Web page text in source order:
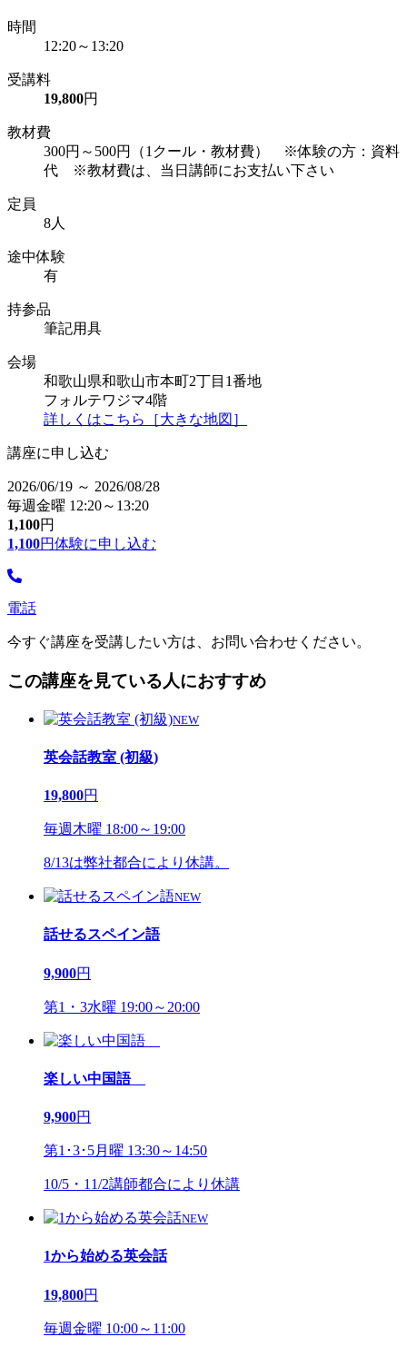
時間
12:20～13:20
受講料
19,800円
教材費
300円～500円（1クール・教材費） ※体験の方：資料
代 ※教材費は、当日講師にお支払い下さい
定員
8人
途中体験
有
持参品
筆記用具
会場
和歌山県和歌山市本町2丁目1番地
フォルテワジマ4階
詳しくはこちら［大きな地図］
講座に申し込む
2026/06/19 ～ 2026/08/28
毎週金曜 12:20～13:20
1,100円
1,100円体験に申し込む
電話
今すぐ講座を受講したい方は、お問い合わせください。
この講座を見ている人におすすめ
NEW
英会話教室 (初級)
19,800円
毎週木曜 18:00～19:00
8/13は弊社都合により休講。
NEW
話せるスペイン語
9,900円
第1・3水曜 19:00～20:00
楽しい中国語
9,900円
第1･3･5月曜 13:30～14:50
10/5・11/2講師都合により休講
NEW
1から始める英会話
19,800円
毎週金曜 10:00～11:00